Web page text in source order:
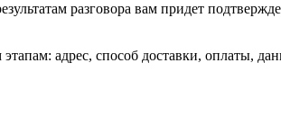
разговора вам придет
адрес, способ доставки, оплаты,